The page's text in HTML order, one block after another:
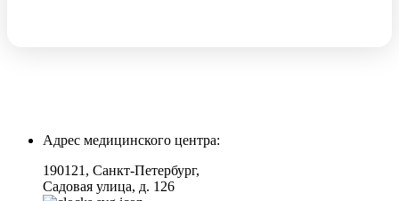
Адрес медицинского центра:
190121, Санкт-Петербург,
Садовая улица, д. 126